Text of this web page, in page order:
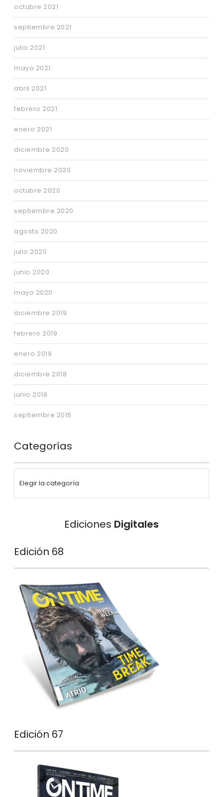
octubre 2021
septiembre 2021
julio 2021
mayo 2021
abril 2021
febrero 2021
enero 2021
diciembre 2020
noviembre 2020
octubre 2020
septiembre 2020
agosto 2020
julio 2020
junio 2020
mayo 2020
diciembre 2019
febrero 2019
enero 2019
diciembre 2018
junio 2018
septiembre 2016
Categorías
Ediciones Digitales
Edición 68
Edición 67